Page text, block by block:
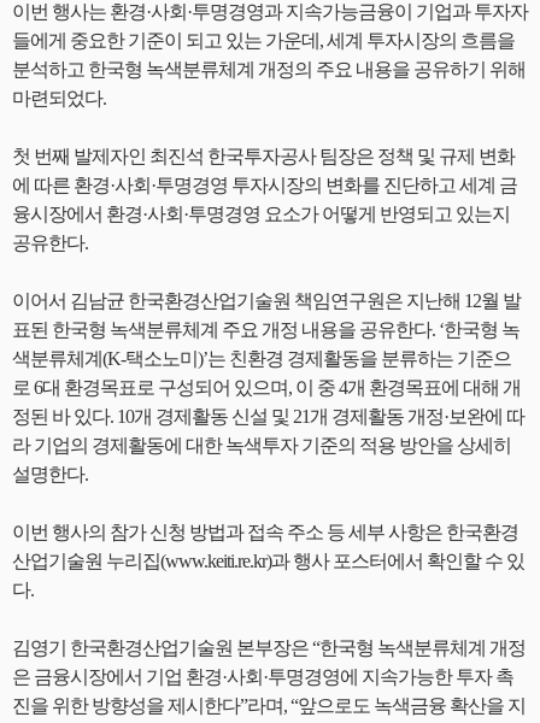
이번 행사는 환경·사회·투명경영과 지속가능금융이 기업과 투자자
들에게 중요한 기준이 되고 있는 가운데, 세계 투자시장의 흐름을
분석하고 한국형 녹색분류체계 개정의 주요 내용을 공유하기 위해
마련되었다.
첫 번째 발제자인 최진석 한국투자공사 팀장은 정책 및 규제 변화
에 따른 환경·사회·투명경영 투자시장의 변화를 진단하고 세계 금
융시장에서 환경·사회·투명경영 요소가 어떻게 반영되고 있는지
공유한다.
이어서 김남균 한국환경산업기술원 책임연구원은 지난해 12월 발
표된 한국형 녹색분류체계 주요 개정 내용을 공유한다. ‘한국형 녹
색분류체계(K-택소노미)’는 친환경 경제활동을 분류하는 기준으
로 6대 환경목표로 구성되어 있으며, 이 중 4개 환경목표에 대해 개
정된 바 있다. 10개 경제활동 신설 및 21개 경제활동 개정·보완에 따
라 기업의 경제활동에 대한 녹색투자 기준의 적용 방안을 상세히
설명한다.
이번 행사의 참가 신청 방법과 접속 주소 등 세부 사항은 한국환경
산업기술원 누리집(www.keiti.re.kr)과 행사 포스터에서 확인할 수 있
다.
김영기 한국환경산업기술원 본부장은 “한국형 녹색분류체계 개정
은 금융시장에서 기업 환경·사회·투명경영에 지속가능한 투자 촉
진을 위한 방향성을 제시한다”라며, “앞으로도 녹색금융 확산을 지